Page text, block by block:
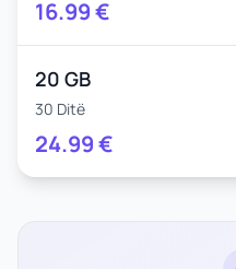
16.99€
20 GB
30 Ditë
24.99€